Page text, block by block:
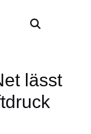
lässt